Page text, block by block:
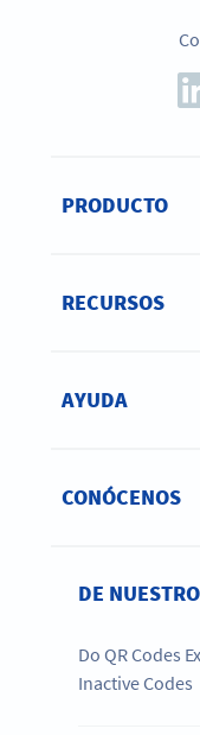
PRODUCTO
RECURSOS
AYUDA
CONÓCENOS
DE
Do QR Codes
Inactive Codes